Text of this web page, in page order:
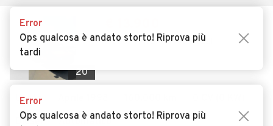
20
Iveco 49.10 Carroatrezzi
Usato
Diesel
Automatico
Error
Ops qualcosa è andato storto! Riprova più
tardi
Error
Ops qualcosa è andato storto! Riprova più